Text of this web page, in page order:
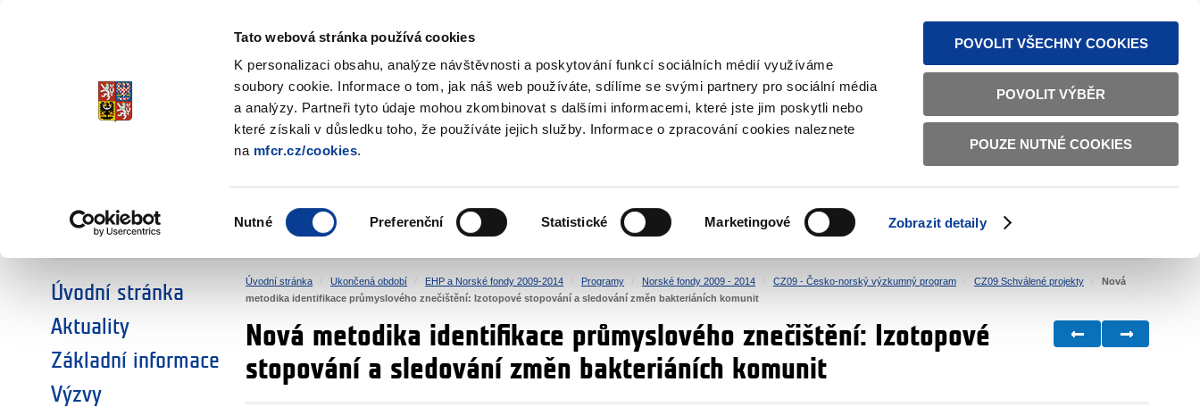
Tato webová stránka používá cookies
K personalizaci obsahu, analýze návštěvnosti a poskytování funkcí sociálních médií využíváme
soubory cookie. Informace o tom, jak náš web používáte, sdílíme se svými partnery pro sociální média
a analýzy. Partneři tyto údaje mohou zkombinovat s dalšími informacemi, které jste jim poskytli nebo
které získali v důsledku toho, že používáte jejich služby. Informace o zpracování cookies naleznete
na mfcr.cz/cookies.
souhlasu
Nutné Preferenční Statistické Marketingové Zobrazit detaily
POVOLIT VŠECHNY COOKIES
POVOLIT VÝBĚR
POUZE NUTNÉ COOKIES
TEXTOVÁ VERZE ČESKY ENGLISH
Fondy EHP a Norska
ZVOLTE SI OBLAST:
SOCIÁLNÍ DIALOG ŽIVOTNÍ PROSTŘEDÍ LIDSKÁ PRÁVA SPRAVEDLNOST VNITŘNÍ VĚCI BILATERÁLNÍ SPOLUPRÁCE
Úvodní stránka
Aktuality
Základní informace
Výzvy
Úvodní stránka Ukončená období EHP a Norské fondy 2009-2014 Programy Norské fondy 2009 - 2014 CZ09 - Česko-norský výzkumný program CZ09 Schválené projekty
Nová
metodika identifikace průmyslového znečištění: Izotopové stopování a sledování změn bakteriáních komunit
Nová metodika identifikace průmyslového znečištění: Izotopové
stopování a sledování změn bakteriáních komunit